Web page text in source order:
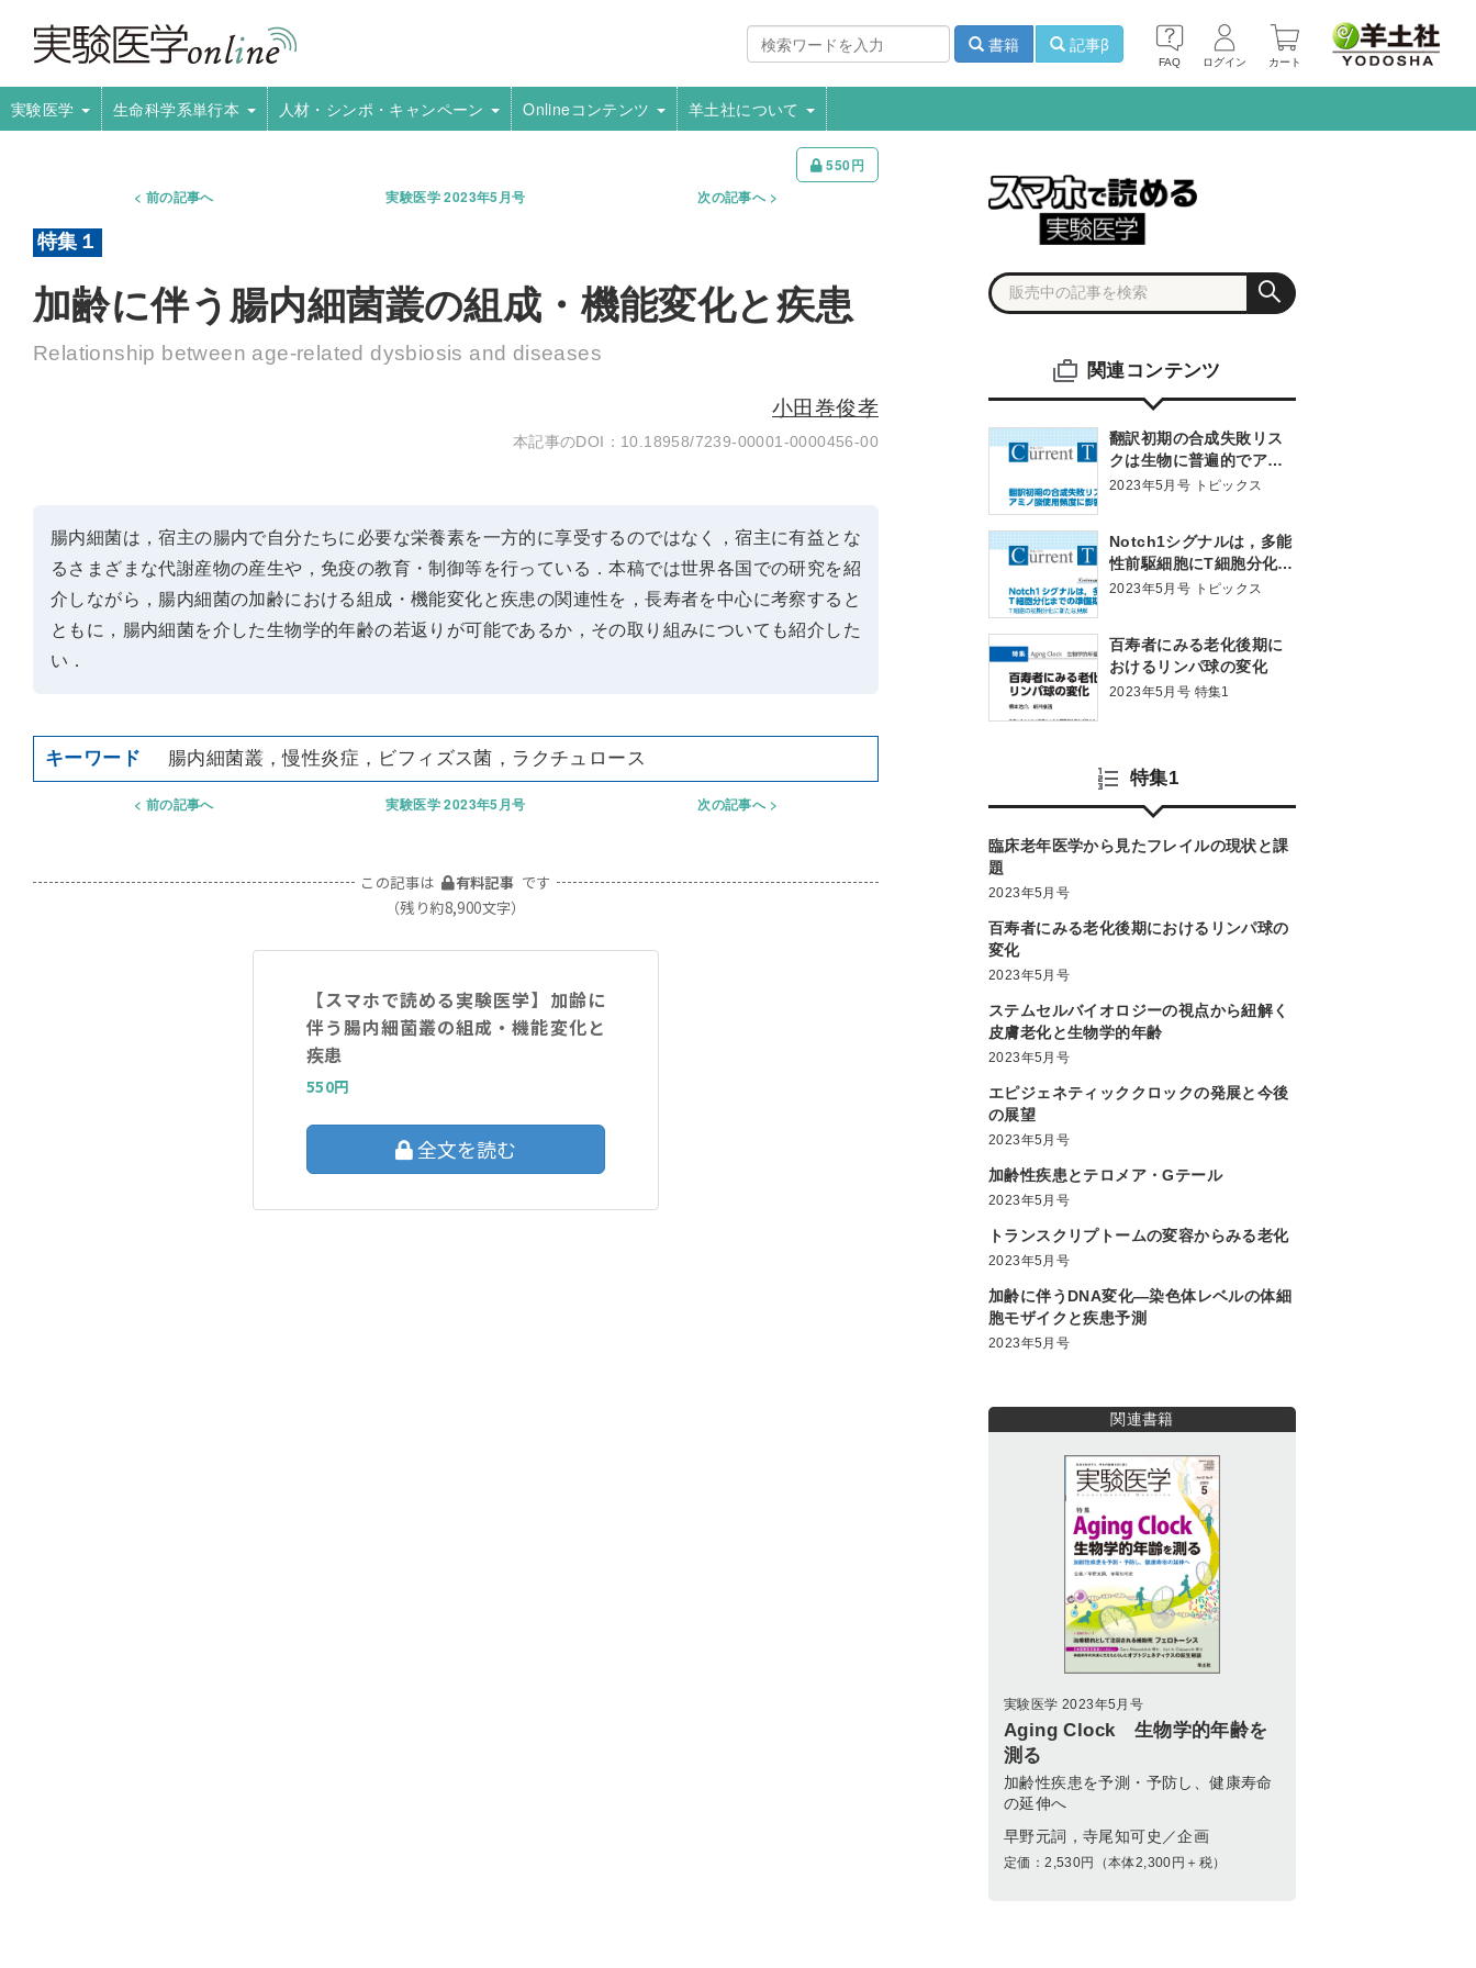
FAQ ログイン カート
書籍 記事β
実験医学 生命科学系単行本 人材・シンポ・キャンペーン Onlineコンテンツ 羊土社について
550円
前の記事へ
実験医学 2023年5月号 次の記事へ
加齢に伴う腸内細菌叢の組成・機能変化と疾患
Relationship between age-related dysbiosis and diseases
小田巻俊孝
10.18958/7239-00001-0000456-00
腸内細菌は，宿主の腸内で自分たちに必要な栄養素を一方的に享受するのではなく，宿主に有益とな
るさまざまな代謝産物の産生や，免疫の教育・制御等を行っている．本稿では世界各国での研究を紹
介しながら，腸内細菌の加齢における組成・機能変化と疾患の関連性を，長寿者を中心に考察すると
ともに，腸内細菌を介した生物学的年齢の若返りが可能であるか，その取り組みについても紹介した
い．
腸内細菌叢，慢性炎症，ビフィズス菌，ラクチュロース
前の記事へ 実験医学 2023年5月号 次の記事へ
この記事は 有料記事 です
（残り約8,900文字）
【スマホで読める実験医学】加齢に
伴う腸内細菌叢の組成・機能変化と
疾患
550円
全文を読む
関連コンテンツ
翻訳初期の合成失敗リス
クは生物に普遍的でアミ
ノ酸使用頻度に影響を及
2023年5月号 トピックス
Notch1シグナルは，多能
性前駆細胞にT細胞分化ま
での準備期間を与えてい
2023年5月号 トピックス
百寿者にみる老化後期に
おけるリンパ球の変化
2023年5月号 特集1
特集1
臨床老年医学から見たフレイルの現状と課
題
2023年5月号
百寿者にみる老化後期におけるリンパ球の
変化
2023年5月号
ステムセルバイオロジーの視点から紐解く
皮膚老化と生物学的年齢
2023年5月号
エピジェネティッククロックの発展と今後
の展望
2023年5月号
加齢性疾患とテロメア・Gテール
2023年5月号
トランスクリプトームの変容からみる老化
2023年5月号
加齢に伴うDNA変化―染色体レベルの体細
胞モザイクと疾患予測
2023年5月号
関連書籍
実験医学 2023年5月号
Aging Clock 生物学的年齢を
測る
加齢性疾患を予測・予防し、健康寿命
の延伸へ
早野元詞，寺尾知可史／企画
定価：2,530円（本体2,300円＋税）